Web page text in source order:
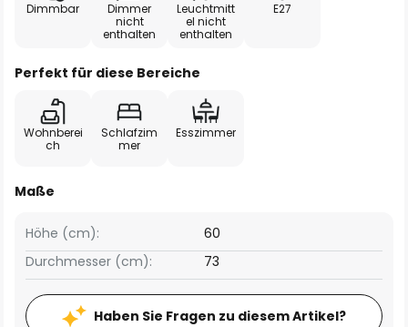
Dimmbar
Dimmer
nicht
enthalten
Leuchtmitt
el nicht
enthalten
E27
Perfekt für diese Bereiche
Wohnberei
ch
Schlafzim
mer
Esszimmer
Maße
Höhe (cm):
60
Durchmesser (cm):
73
Haben Sie Fragen zu diesem Artikel?